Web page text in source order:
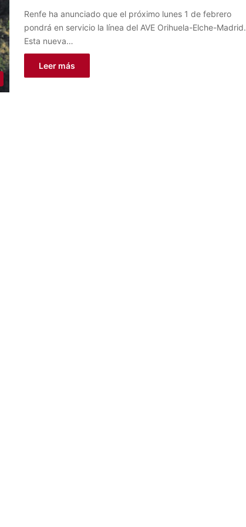
Renfe ha anunciado que el próximo lunes 1 de febrero
pondrá en servicio la línea del AVE Orihuela-Elche-Madrid.
Esta nueva…
Leer más